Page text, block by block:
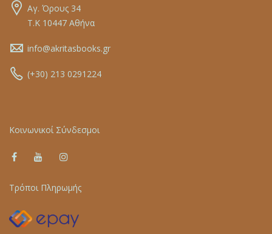
Αγ. Όρους 34
Τ.Κ 10447 Αθήνα
info@akritasbooks.gr
(+30) 213 0291224
Κοινωνικοί Σύνδεσμοι
Τρόποι Πληρωμής